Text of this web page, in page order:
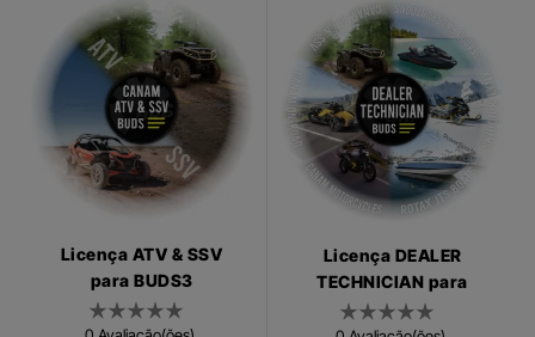
Licença ATV & SSV
para BUDS3
Licença DEALER
TECHNICIAN para
BUDS3